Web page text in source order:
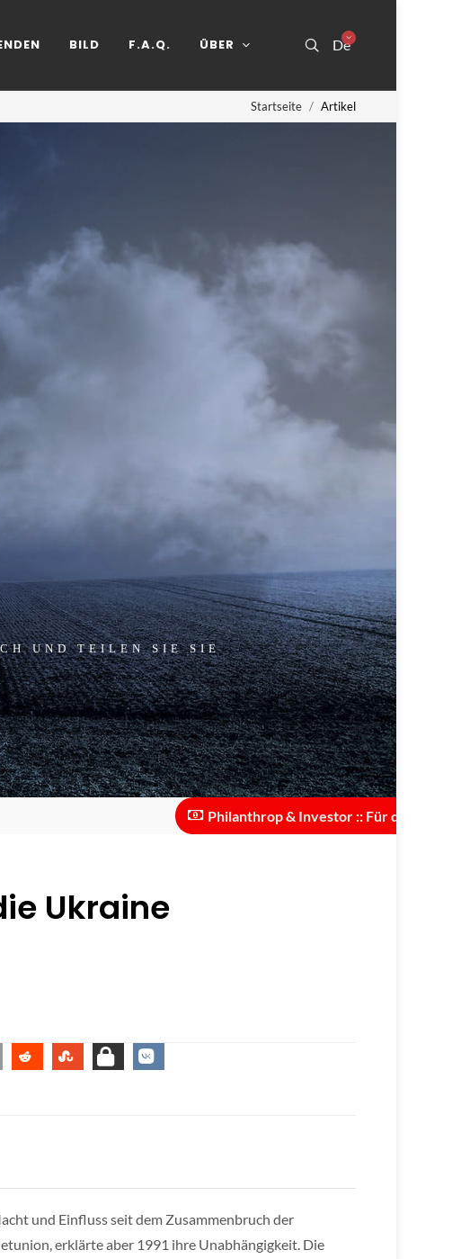
De
BILD F.A.Q. ÜBER
Startseite Artikel
UND TEILEN SIE SIE
Philanthrop & Investor :: Für die Skalierung
Ukraine
und Einfluss seit dem Zusammenbruch der
erklärte aber 1991 ihre Unabhängigkeit. Die